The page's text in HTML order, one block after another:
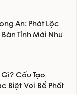
An: Phát Lộc
Tỉnh Mới Như
Cấu Tạo,
Biệt Với Bể Phốt